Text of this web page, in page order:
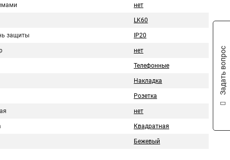
нет
LK60
защиты IP20
нет
Телефонные
Накладка
Розетка
нет
Квадратная
Бежевый
Задать вопрос